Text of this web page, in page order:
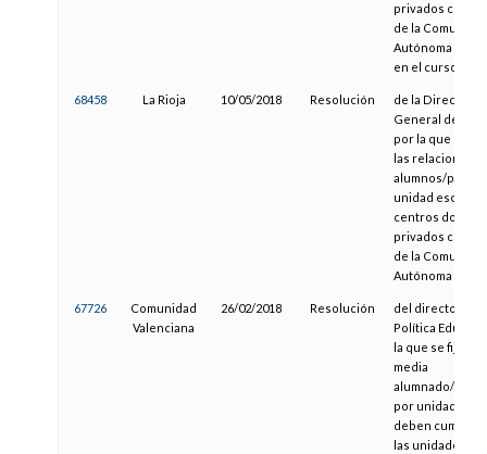
privados
de la
Autónoma de La
en el curso
68458 La Rioja 10/05/2018 Resolución
de la Dirección
General de
por la que se
las relaciones
alumnos/
unidad escolar
centros
privados
de la
Autónoma de La
67726
Comunidad
Valenciana
26/02/2018 Resolución
del director
Política
la que se fija la
media
alumnado/
por unidad
deben cumplir
las unidades de